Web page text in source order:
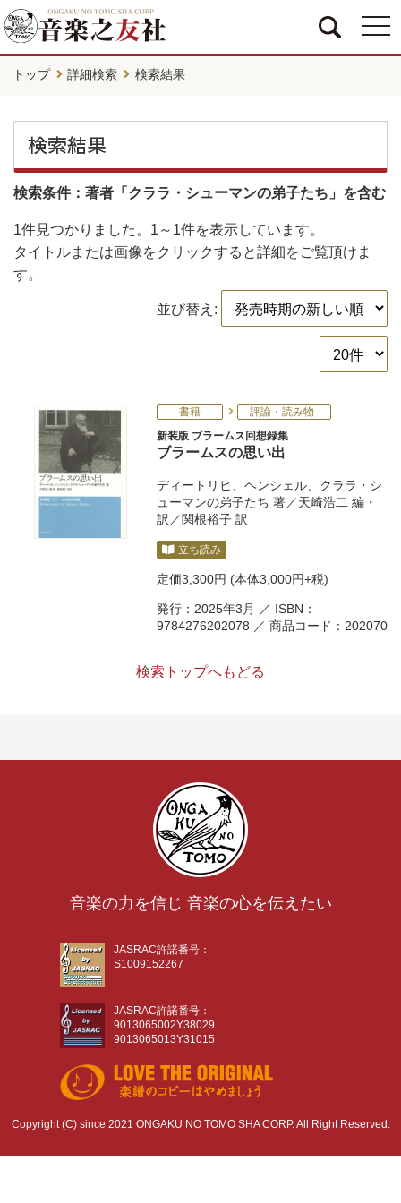
トップ 詳細検索 検索結果
検索結果
検索条件：著者「クララ・シューマンの弟子たち」を含む
1件見つかりました。 1～1件を表示しています。
タイトルまたは画像をクリックすると詳細をご覧頂けま
す。
並び替え:
書籍
評論・読み物
新装版 ブラームス回想録集
ブラームスの思い出
ディートリヒ ヘンシェル
クララ・シ
ューマンの弟子たち 著／天崎浩二 編・
訳／関根裕子 訳
立ち読み
定価3,300円 (本体3,000円+税)
発行：2025年3月 ／ ISBN：
9784276202078 ／ 商品コード：202070
検索トップへもどる
音楽の力を信じ 音楽の心を伝えたい
JASRAC許諾番号：
S1009152267
JASRAC許諾番号：
9013065002Y38029
9013065013Y31015
Copyright (C) since 2021 ONGAKU NO TOMO SHA CORP. All Right Reserved.